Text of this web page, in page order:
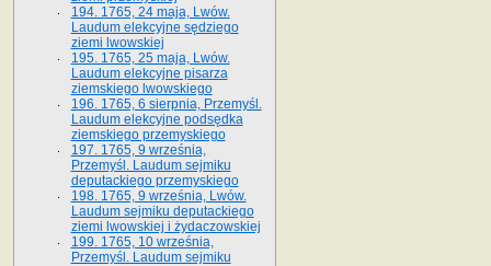
194. 1765, 24 maja, Lwów.
Laudum elekcyjne sędziego
ziemi lwowskiej
195. 1765, 25 maja, Lwów.
Laudum elekcyjne pisarza
ziemskiego lwowskiego
196. 1765, 6 sierpnia, Przemyśl.
Laudum elekcyjne podsędka
ziemskiego przemyskiego
197. 1765, 9 września,
Przemyśl. Laudum sejmiku
deputackiego przemyskiego
198. 1765, 9 września, Lwów.
Laudum sejmiku deputackiego
ziemi lwowskiej i żydaczowskiej
199. 1765, 10 września,
Przemyśl. Laudum sejmiku